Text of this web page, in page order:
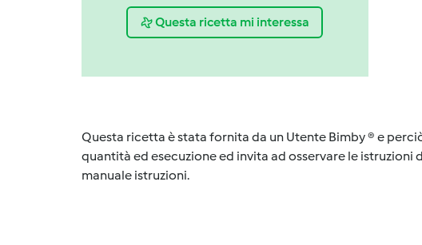
Questa ricetta mi interessa
Questa ricetta è stata fornita da un Utente Bimby ® e
quantità ed esecuzione ed invita ad osservare le
manuale istruzioni.